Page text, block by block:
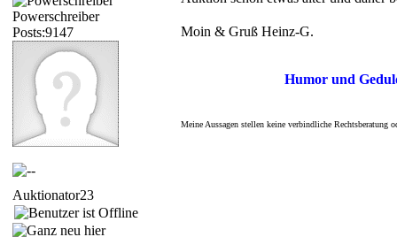
Powerschreiber
Posts:9147
Moin & Gruß Heinz-G.
Humor und
Meine Aussagen stellen keine verbindliche Rechtsberatung
Auktionator23